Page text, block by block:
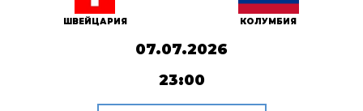
ШВЕЙЦАРИЯ КОЛУМБИЯ
07.07.2026
23:00